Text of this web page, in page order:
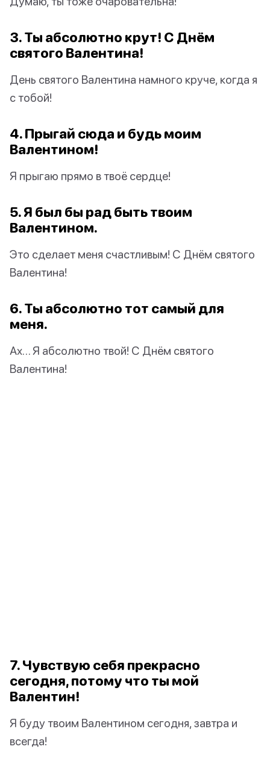
3. Ты абсолютно крут! С Днём
святого Валентина!
День святого Валентина намного круче, когда я
с тобой!
4. Прыгай сюда и будь моим
Валентином!
Я прыгаю прямо в твоё сердце!
5. Я был бы рад быть твоим
Валентином.
Это сделает меня счастливым! С Днём святого
Валентина!
6. Ты абсолютно тот самый для
меня.
Ах… Я абсолютно твой! С Днём святого
Валентина!
7. Чувствую себя прекрасно
сегодня, потому что ты мой
Валентин!
Я буду твоим Валентином сегодня, завтра и
всегда!